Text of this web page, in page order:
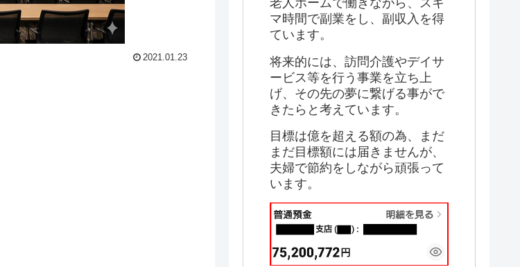
2021.01.23
老人ホームで働きながら、スキ
マ時間で副業をし、副収入を得
ています。
将来的には、訪問介護やデイサ
ービス等を行う事業を立ち上
げ、その先の夢に繋げる事がで
きたらと考えています。
目標は億を超える額の為、まだ
まだ目標額には届きませんが、
夫婦で節約をしながら頑張って
います。